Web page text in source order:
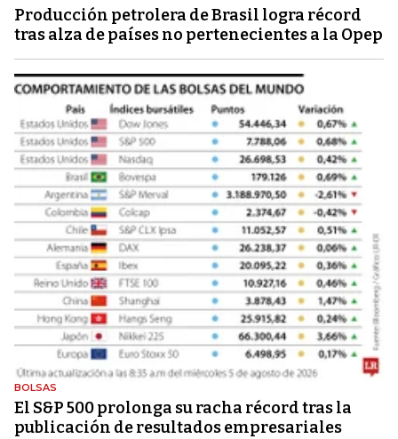
Producción petrolera de Brasil logra récord
tras alza de países no pertenecientes a la Opep
BOLSAS
El S&P 500 prolonga su racha récord tras la
publicación de resultados empresariales